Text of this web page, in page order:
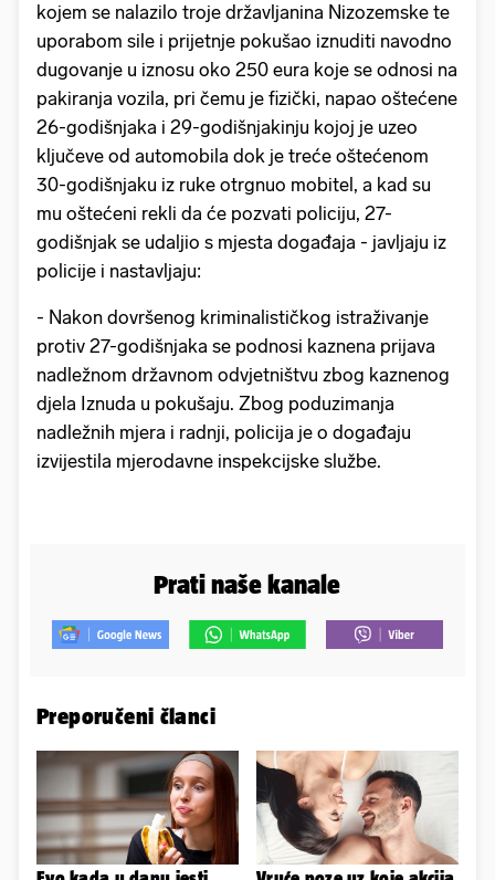
kojem se nalazilo troje državljanina Nizozemske te
uporabom sile i prijetnje pokušao iznuditi navodno
dugovanje u iznosu oko 250 eura koje se odnosi na
pakiranja vozila, pri čemu je fizički, napao oštećene
26-godišnjaka i 29-godišnjakinju kojoj je uzeo
ključeve od automobila dok je treće oštećenom
30-godišnjaku iz ruke otrgnuo mobitel, a kad su
mu oštećeni rekli da će pozvati policiju, 27-
godišnjak se udaljio s mjesta događaja - javljaju iz
policije i nastavljaju:
- Nakon dovršenog kriminalističkog istraživanje
protiv 27-godišnjaka se podnosi kaznena prijava
nadležnom državnom odvjetništvu zbog kaznenog
djela Iznuda u pokušaju. Zbog poduzimanja
nadležnih mjera i radnji, policija je o događaju
izvijestila mjerodavne inspekcijske službe.
Prati naše kanale
Preporučeni članci